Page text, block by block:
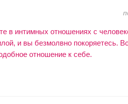
в интимных отношениях с
и вы безмолвно покоряетесь.
отношение к себе.